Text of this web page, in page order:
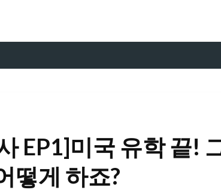
EP1]미국 유학 끝!
떻게 하죠?